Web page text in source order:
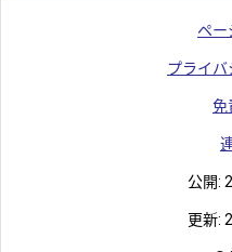
ペー
プライバ
免
公開:
更新: